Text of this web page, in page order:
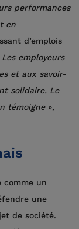
performances
en
d’emplois
Les employeurs
et aux savoir-
solidaire. Le
témoigne»,
comme un
une
de société.